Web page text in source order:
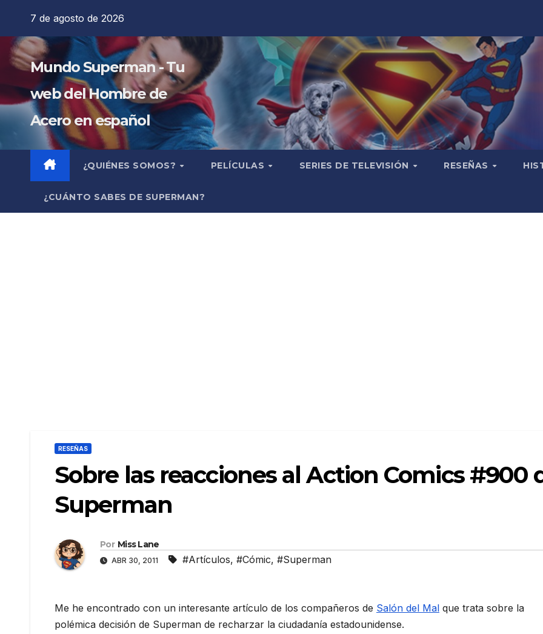
contenido
7 de agosto de 2026
Mundo Superman - Tu
web del Hombre de
Acero en español
¿QUIÉNES SOMOS? PELÍCULAS SERIES DE TELEVISIÓN RESEÑAS
¿CUÁNTO SABES DE SUPERMAN?
RESEÑAS
Sobre las reacciones al Action Comics #900
Superman
Por Miss Lane
ABR 30, 2011 #Artículos, #Cómic, #Superman
Me he encontrado con un interesante artículo de los compañeros de Salón del Mal que trata sobre la
polémica decisión de Superman de recharzar la ciudadanía estadounidense.